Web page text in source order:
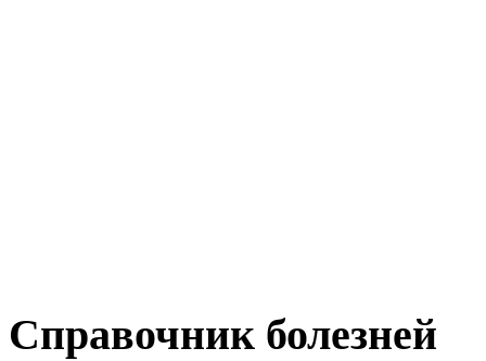
Справочник болезней